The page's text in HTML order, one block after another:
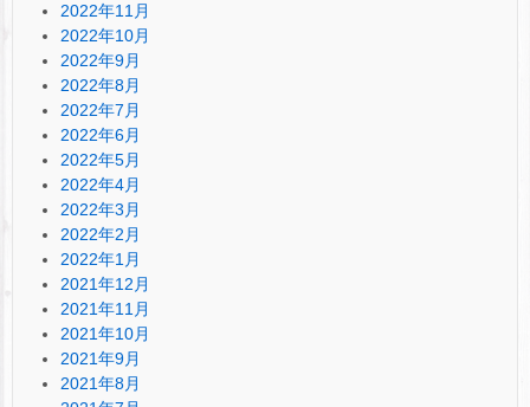
2022年11月
2022年10月
2022年9月
2022年8月
2022年7月
2022年6月
2022年5月
2022年4月
2022年3月
2022年2月
2022年1月
2021年12月
2021年11月
2021年10月
2021年9月
2021年8月